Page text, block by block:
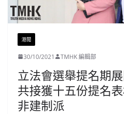
港聞
30/10/2021 TMHK 編輯部
立法會選舉提名期
共接獲十五份提名
非建制派